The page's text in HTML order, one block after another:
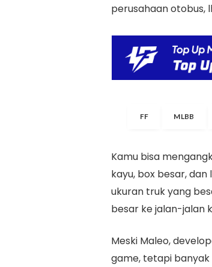
perusahaan otobus,
FF MLBB
Kamu bisa
kayu, box besar,
ukuran truk yang
besar ke jalan-jalan
Meski Maleo,
game, tetapi banyak